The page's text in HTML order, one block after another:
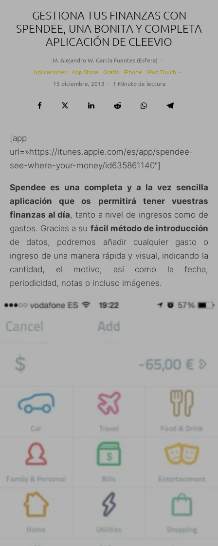
GESTIONA TUS FINANZAS CON
SPENDEE, UNA BONITA Y COMPLETA
APLICACIÓN DE CLEEVIO
M. Alejandro W. García Fuentes (Esfera) ·
Aplicaciones
App Store Gratis iPhone iPod Touch ·
15 diciembre, 2013 · 1 Minuto de lectura
[app
url=»https://itunes.apple.com/es/app/spendee-
see-where-your-money/id635861140″]
Spendee es una completa y a la vez sencilla
aplicación que os permitirá tener vuestras
finanzas al día, tanto a nivel de ingresos como de
gastos. Gracias a su fácil método de introducción
de datos, podremos añadir cualquier gasto o
ingreso de una manera rápida y visual, indicando la
cantidad, el motivo, así como la fecha,
periodicidad, notas o incluso imágenes.